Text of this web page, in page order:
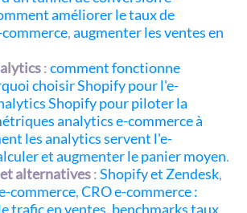
améliorer le taux de
, augmenter les ventes en
: comment fonctionne
choisir Shopify pour l'e-
Shopify pour piloter la
analytics e-commerce à
les analytics servent l'e-
et augmenter le panier moyen.
alternatives : Shopify et Zendesk
commerce, CRO e-commerce :
trafic en ventes, benchmarks taux